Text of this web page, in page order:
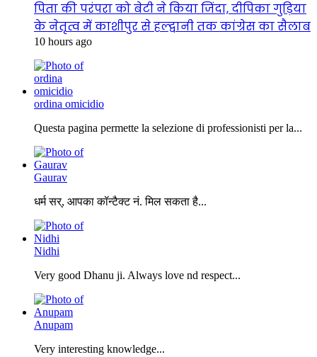
पिता की परंपरा को बेटी ने किया जिंदा, दीपिका गुड़िया
के नेतृत्व में काशीपुर से हल्द्वानी तक कांग्रेस का सैलाब
10 hours ago
ordina omicidio
Questa pagina permette la selezione di professionisti per la...
Gaurav
धर्म सर्, आपका कॉन्टैक्ट नं. मिल सकता है...
Nidhi
Very good Dhanu ji. Always love nd respect...
Anupam
Very interesting knowledge...